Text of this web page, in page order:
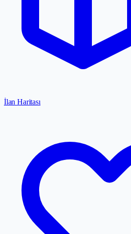
İlan Haritası